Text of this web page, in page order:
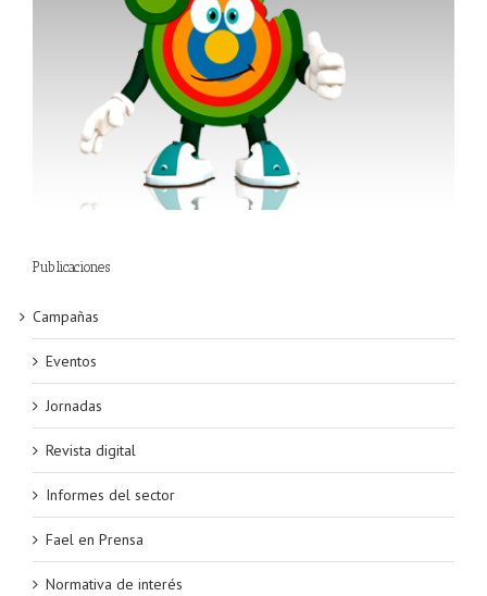
Publicaciones
Campañas
Eventos
Jornadas
Revista digital
Informes del sector
Fael en Prensa
Normativa de interés